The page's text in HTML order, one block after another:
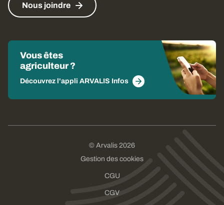
Nous joindre
Vous êtes
agriculteur ?
Découvrez l'appli ARVALIS Infos
© Arvalis 2026
Gestion des cookies
CGU
CGV